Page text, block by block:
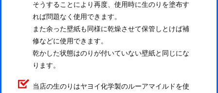
そうすることにより再度、使用時に生のりを塗布す
れば問題なく使用できます。
また余った壁紙も同様に乾燥させて保管しとけば補
修などに使用できます。
乾かした状態はのりが付いていない壁紙と同じにな
ります。
当店の生のりはヤヨイ化学製のルーアマイルドを使